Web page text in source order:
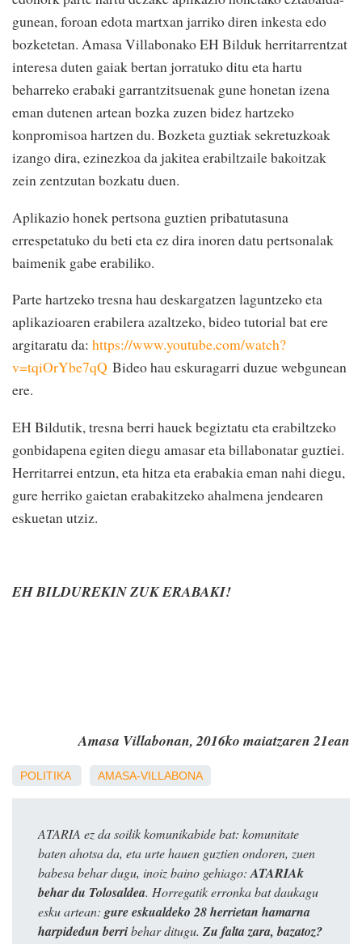
gunean, foroan edota martxan jarriko diren inkesta edo
bozketetan. Amasa Villabonako EH Bilduk herritarrentzat
interesa duten gaiak bertan jorratuko ditu eta hartu
beharreko erabaki garrantzitsuenak gune honetan izena
eman dutenen artean bozka zuzen bidez hartzeko
konpromisoa hartzen du. Bozketa guztiak sekretuzkoak
izango dira, ezinezkoa da jakitea erabiltzaile bakoitzak
zein zentzutan bozkatu duen.
Aplikazio honek pertsona guztien pribatutasuna
errespetatuko du beti eta ez dira inoren datu pertsonalak
baimenik gabe erabiliko.
Parte hartzeko tresna hau deskargatzen laguntzeko eta
aplikazioaren erabilera azaltzeko, bideo tutorial bat ere
argitaratu da: https://www.youtube.com/watch?
v=tqiOrYbe7qQ Bideo hau eskuragarri duzue webgunean
ere.
EH Bildutik, tresna berri hauek begiztatu eta erabiltzeko
gonbidapena egiten diegu amasar eta billabonatar guztiei.
Herritarrei entzun, eta hitza eta erabakia eman nahi diegu,
gure herriko gaietan erabakitzeko ahalmena jendearen
eskuetan utziz.
EH BILDUREKIN ZUK ERABAKI!
Amasa Villabonan, 2016ko maiatzaren 21ean
POLITIKA AMASA-VILLABONA
ATARIA ez da soilik komunikabide bat: komunitate
baten ahotsa da, eta urte hauen guztien ondoren, zuen
babesa behar dugu, inoiz baino gehiago: ATARIAk
behar du Tolosaldea. Horregatik erronka bat daukagu
esku artean: gure eskualdeko 28 herrietan hamarna
harpidedun berribehar ditugu. Zu falta zara, bazatoz?